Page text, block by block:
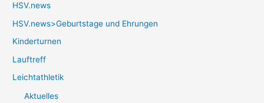
HSV.news
HSV.news>Geburtstage und Ehrungen
Kinderturnen
Lauftreff
Leichtathletik
Aktuelles